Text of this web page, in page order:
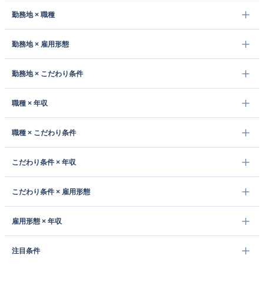
勤務地 × 職種
勤務地 × 雇用形態
勤務地 × こだわり条件
職種 × 年収
職種 × こだわり条件
こだわり条件 × 年収
こだわり条件 × 雇用形態
雇用形態 × 年収
注目条件